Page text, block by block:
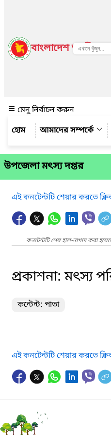
বাংলাদেশ জাতীয়
মেনু নির্বাচন করুন
আমাদের সম্পর্কে
উপজেলা মৎস্য দপ্তর
এই কনটেন্টটি শেয়ার করতে
কনটেন্টটি শেষ হাল-নাগাদ করা
প্রকাশনা: মৎস্য
কন্টেন্ট: পাতা
এই কনটেন্টটি শেয়ার করতে